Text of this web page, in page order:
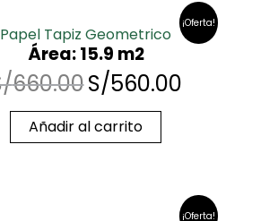
¡Oferta!
Papel Tapiz Geometrico
Área: 15.9 m2
660.00S/560.00
Añadir al carrito
¡Oferta!